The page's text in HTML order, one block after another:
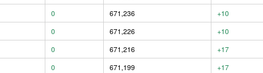
0 671,236
+10
0 671,226
+10
0 671,216
+17
0 671,199
+17